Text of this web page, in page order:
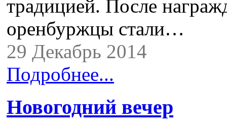
традицией. После
оренбуржцы стали…
29 Декабрь 2014
Подробнее...
Новогодний вечер